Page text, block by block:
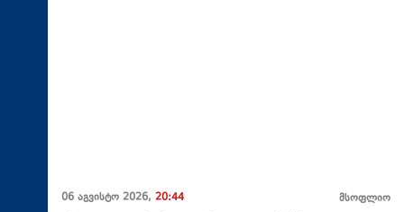
06 აგვისტო 2026, 20:44 მსოფლიო